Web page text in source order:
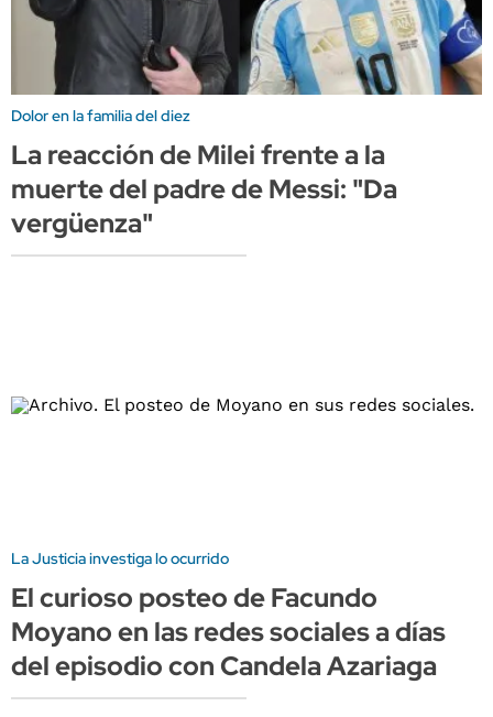
Dolor en la familia del diez
La reacción de Milei frente a la
muerte del padre de Messi: "Da
vergüenza"
La Justicia investiga lo ocurrido
El curioso posteo de Facundo
Moyano en las redes sociales a días
del episodio con Candela Azariaga